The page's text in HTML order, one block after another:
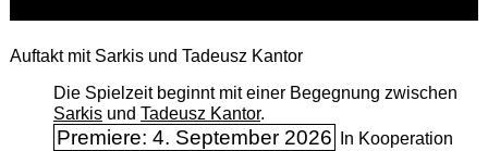
Auftakt mit Sarkis und Tadeusz Kantor
Die Spielzeit beginnt mit einer Begegnung zwischen
Sarkisund Tadeusz Kantor.
Premiere: 4. September 2026
In Kooperation